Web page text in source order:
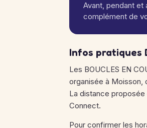
Avant, pendant et
complément de
Infos pratiques
Les BOUCLES EN
organisée à Moisson,
La distance
Connect.
Pour confirmer les